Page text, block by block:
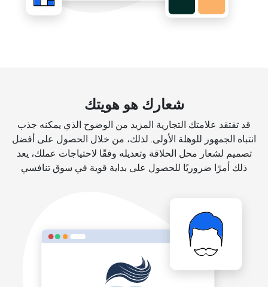
شعارك هو هويتك
قد تفتقد علامتك التجارية المزيد من الوضوح الذي يمكنه جذب
انتباه الجمهور للوهلة الأولى. لذلك، من خلال الحصول على أفضل
تصميم لشعار محل الحلاقة وتعديله وفقًا لاحتياجات عملك، يعد
ذلك أمرًا ضروريًا للحصول على بداية قوية في سوق تنافسي